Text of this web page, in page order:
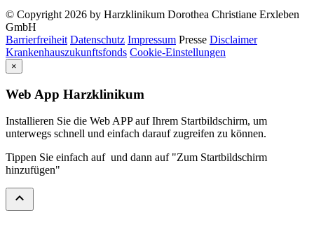
© Copyright 2026 by Harzklinikum Dorothea Christiane Erxleben
GmbH
Barrierfreiheit Datenschutz Impressum Presse Disclaimer
Krankenhauszukunftsfonds Cookie-Einstellungen
×
Web App Harzklinikum
Installieren Sie die Web APP auf Ihrem Startbildschirm, um
unterwegs schnell und einfach darauf zugreifen zu können.
Tippen Sie einfach auf und dann auf "Zum Startbildschirm
hinzufügen"
expand_less